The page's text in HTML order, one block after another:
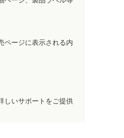
ページに表示される内
しいサポートをご提供